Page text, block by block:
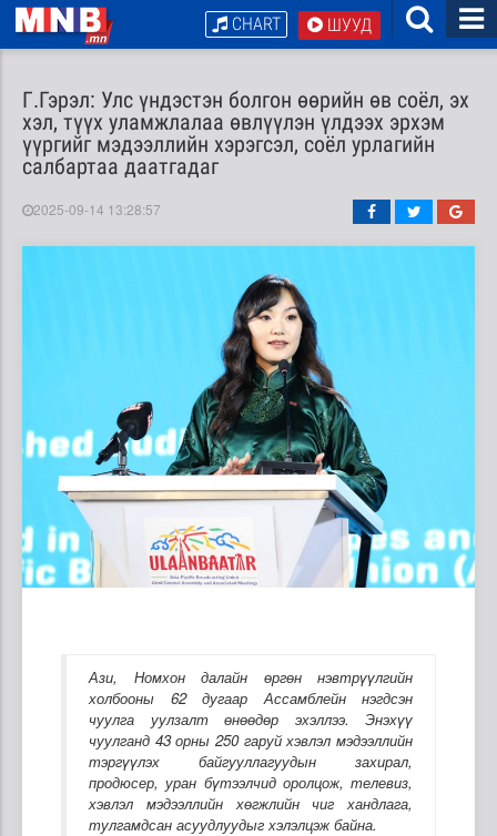
ШУУД
CHART
Г.Гэрэл: Улс үндэстэн болгон өөрийн өв соёл, эх
хэл, түүх уламжлалаа өвлүүлэн үлдээх эрхэм
үүргийг мэдээллийн хэрэгсэл, соёл урлагийн
салбартаа даатгадаг
2025-09-14 13:28:57
Ази, Номхон далайн өргөн нэвтрүүлгийн
холбооны 62 дугаар Ассамблейн нэгдсэн
чуулга уулзалт өнөөдөр эхэллээ. Энэхүү
чуулганд 43 орны 250 гаруй хэвлэл мэдээллийн
тэргүүлэх байгууллагуудын захирал,
продюсер, уран бүтээлчид оролцож, телевиз,
хэвлэл мэдээллийн хөгжлийн чиг хандлага,
тулгамдсан асуудлуудыг хэлэлцэж байна.